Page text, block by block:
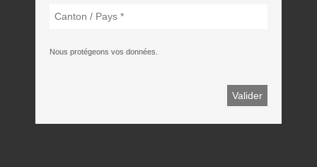
Nous protégeons vos données.